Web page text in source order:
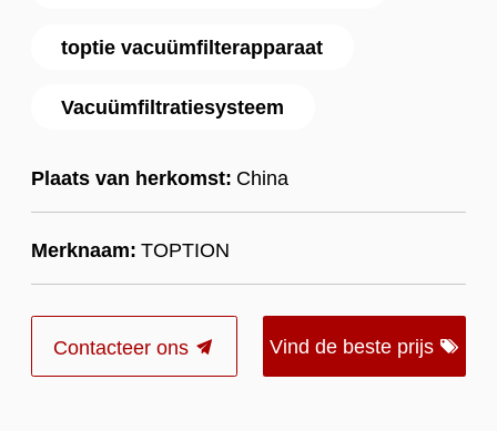
toptie vacuümfilterapparaat
Vacuümfiltratiesysteem
Plaats van herkomst: China
Merknaam: TOPTION
Contacteer ons Vind de beste prijs